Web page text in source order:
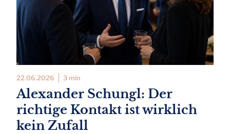
22.06.2026 3 min
Alexander Schungl: Der
richtige Kontakt ist wirklich
kein Zufall